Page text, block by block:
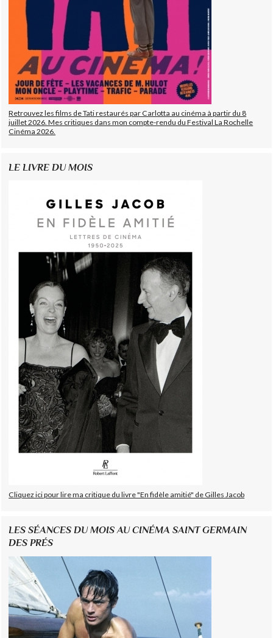
Retrouvez les films de Tati restaurés par Carlotta au cinéma à partir du 8
juillet 2026. Mes critiques dans mon compte-rendu du Festival La Rochelle
Cinéma 2026.
LE LIVRE DU MOIS
Cliquez ici pour lire ma critique du livre "En fidèle amitié" de Gilles Jacob
LES SÉANCES DU MOIS AU CINÉMA SAINT GERMAIN
DES PRÉS